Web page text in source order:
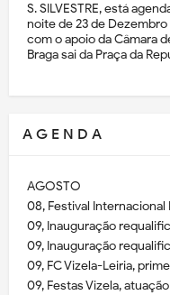
S. SILVESTRE, está
noite de 23 de
com o apoio da Câmara
Braga sai da Praça da
A G E N D A
AGOSTO
08, Festival Internacional
09, Inauguração
09, Inauguração
09, FC Vizela-Leiria,
09, Festas Vizela,